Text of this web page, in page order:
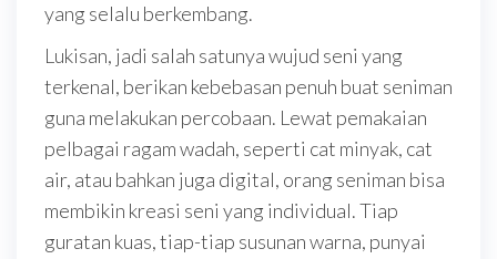
yang selalu berkembang.
Lukisan, jadi salah satunya wujud seni yang
terkenal, berikan kebebasan penuh buat seniman
guna melakukan percobaan. Lewat pemakaian
pelbagai ragam wadah, seperti cat minyak, cat
air, atau bahkan juga digital, orang seniman bisa
membikin kreasi seni yang individual. Tiap
guratan kuas, tiap-tiap susunan warna, punyai